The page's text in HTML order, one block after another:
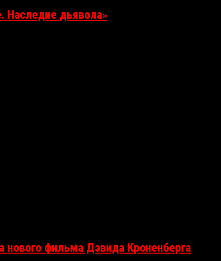
дьявола»
нового фильма Дэвида Кроненберга